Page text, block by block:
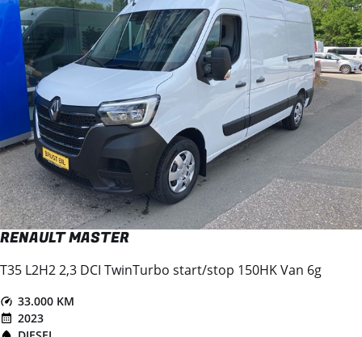
RENAULT MASTER
T35 L2H2 2,3 DCI TwinTurbo start/stop 150HK Van 6g
33.000 KM
2023